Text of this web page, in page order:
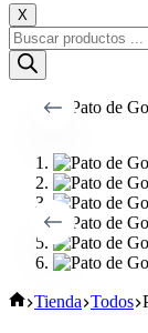
X
Búsqueda
de
productos
Inicio
Tienda Todos